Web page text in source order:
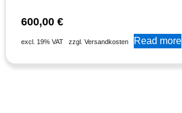
600,00 €
excl. 19% VAT zzgl. Versandkosten Read more